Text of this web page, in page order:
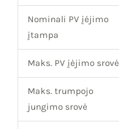
Nominali PV įėjimo
įtampa
Maks. PV įėjimo srovė
Maks. trumpojo
jungimo srovė